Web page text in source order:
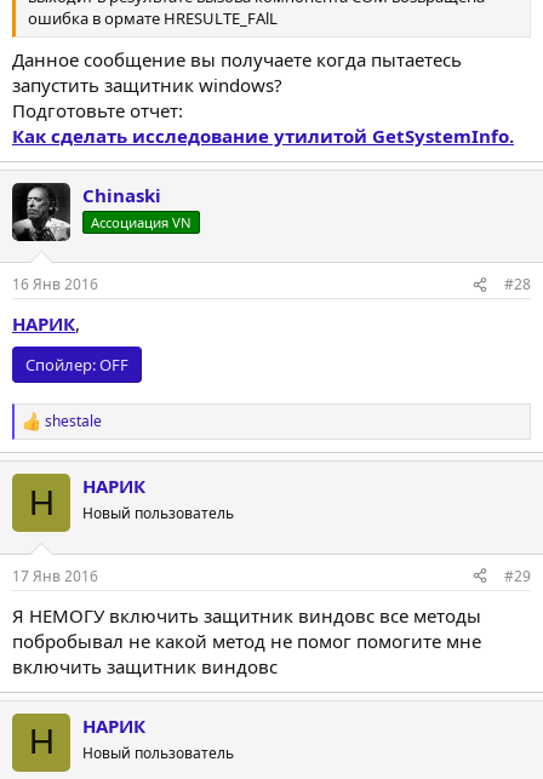
ошибка в ормате HRESULTE_FAlL
Данное сообщение вы получаете когда пытаетесь
запустить защитник windows?
Подготовьте отчет:
Как сделать исследование утилитой GetSystemInfo.
Chinaski
Ассоциация VN
16 Янв 2016 #28
НАРИК,
Спойлер:OFF
Р
е
shestale
Н НАРИК
Новый пользователь
17 Янв 2016 #29
Я НЕМОГУ включить защитник виндовс все методы
побробывал не какой метод не помог помогите мне
включить защитник виндовс
Н НАРИК
Новый пользователь